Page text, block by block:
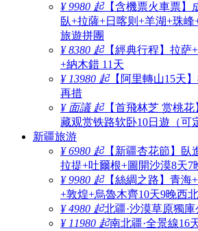
¥ 9980 起【含機票火車票】
臥+拉薩+日喀则+羊湖+珠
旅遊拼團
¥ 8380 起【經典行程】拉萨
+納木錯 11天
¥ 13980 起【阿里轉山15天
再措
¥ 面議 起【首飛林芝 赏桃
藏观赏铁路软卧10日遊（可
新疆旅游
¥ 6980 起【新疆杏花節】臥
拉提+吐爾根+圖開沙漠8天7
¥ 9980 起【絲綢之路】青海
+敦煌+烏魯木齊10天9晚西
¥ 4980 起北疆·沙漠草原獨庫
¥ 11980 起南北疆·全景線16